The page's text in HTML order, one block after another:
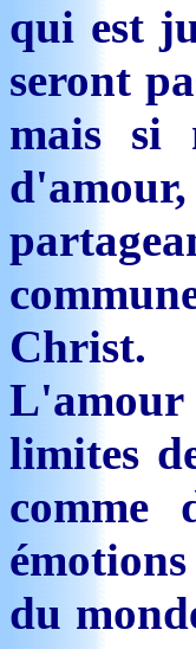
qui est
seront
mais si
Christ.
L'amour
limites
comme
du